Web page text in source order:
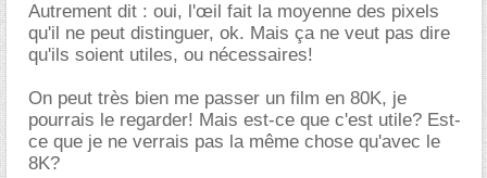
Autrement dit : oui, l'œil fait la moyenne des pixels
qu'il ne peut distinguer, ok. Mais ça ne veut pas dire
qu'ils soient utiles, ou nécessaires!
On peut très bien me passer un film en 80K, je
pourrais le regarder! Mais est-ce que c'est utile? Est-
ce que je ne verrais pas la même chose qu'avec le
8K?